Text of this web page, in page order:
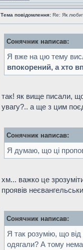
Тема повідомлення: Re: Як
Сонячник написав:
Я вже на цю тему
впокорений, а хто
так! як вище писали,
увагу?.. а ще з цим
Сонячник написав:
Я думаю, що ці
хм... важко це
проявів
Сонячник написав:
Я так розумію, що
одягали? А тому нема